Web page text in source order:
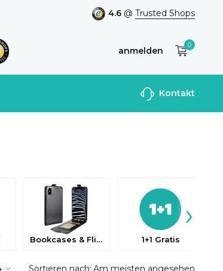
4.6 @ Trusted Shops
anmelden
Benutzerkonto
0
Kontakt
Bookcases & Flip Cases 1+1 Gratis
›
Sortieren nach: